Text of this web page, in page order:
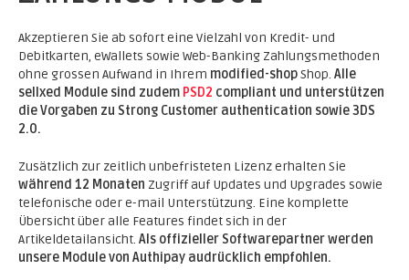
Akzeptieren Sie ab sofort eine Vielzahl von Kredit- und
Debitkarten, eWallets sowie Web-Banking Zahlungsmethoden
ohne grossen Aufwand in Ihrem modified-shopShop. Alle
sellxed Module sind zudem PSD2 compliant und unterstützen
die Vorgaben zu Strong Customer authentication sowie 3DS
2.0.
Zusätzlich zur zeitlich unbefristeten Lizenz erhalten Sie
während 12 Monaten Zugriff auf Updates und Upgrades sowie
telefonische oder e-mail Unterstützung. Eine komplette
Übersicht über alle Features findet sich in der
Artikeldetailansicht. Als offizieller Softwarepartner werden
unsere Module von Authipay audrücklich empfohlen.